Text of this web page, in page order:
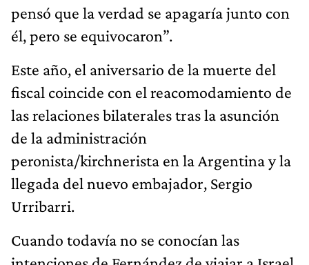
pensó que la verdad se apagaría junto con
él, pero se equivocaron”.
Este año, el aniversario de la muerte del
fiscal coincide con el reacomodamiento de
las relaciones bilaterales tras la asunción
de la administración
peronista/kirchnerista en la Argentina y la
llegada del nuevo embajador, Sergio
Urribarri.
Cuando todavía no se conocían las